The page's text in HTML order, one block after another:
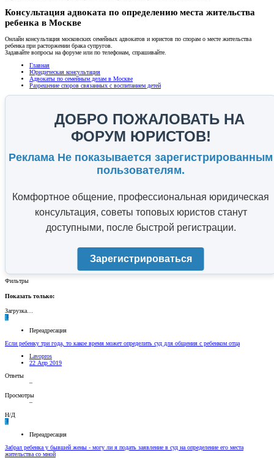
Консультация адвоката по определению места жительства
ребенка в Москве
Онлайн консультация московских семейных адвокатов и юристов по спорам о месте жительства
ребенка при расторжении брака супругов.
Задавайте вопросы на форуме или по телефонам, спрашивайте.
Главная
Юридическая консультация
Адвокаты по семейным делам в Москве
Разрешение споров связанных с воспитанием детей
ДОБРО ПОЖАЛОВАТЬ НА
ФОРУМ ЮРИСТОВ!
Реклама Не показывается зарегистрированным
пользователям.
Комфортное общение, профессиональная юридическая
консультация, советы топовых юристов станут
доступными, после быстрой регистрации.
Зарегистрироваться
Фильтры
Показать только:
Загрузка…
L
Переадресация
Если ребенку три года, то какое время может определить суд для общения с ребенком отца
Lavopros
22 Апр 2019
Ответы
–
Просмотры
–
Н/Д
L
Переадресация
Забрал ребенка у бывшей жены - могу ли я подать заявление в суд на определение его места
жительства со мной